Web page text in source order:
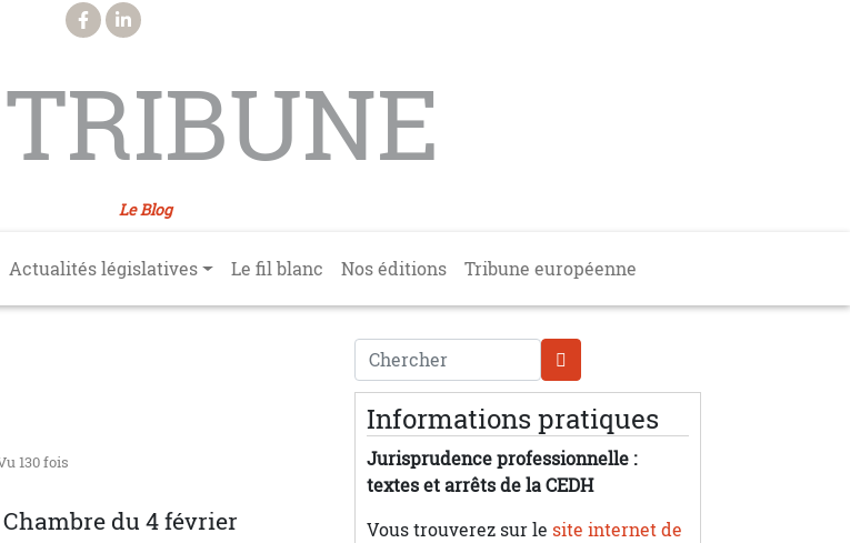
Le Blog
Actualités législatives Le fil blanc Nos éditions Tribune européenne
130 fois
du 4 février
Chercher
Informations pratiques
Jurisprudence professionnelle :
textes et arrêts de la CEDH
Vous trouverez sur le site internet de